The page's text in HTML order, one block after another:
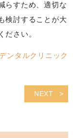
らすため、適切な
検討することが大
ださい。
ンタルクリニック
NEXT